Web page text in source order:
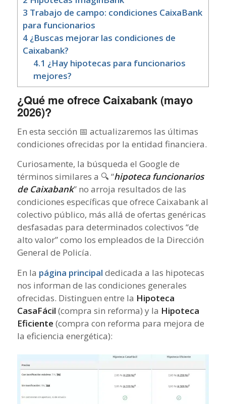
3 Trabajo de campo: condiciones CaixaBank
para funcionarios
4¿Buscas mejorar las condiciones de
Caixabank?
4.1 ¿Hay hipotecas para funcionarios
mejores?
¿Qué me ofrece Caixabank (mayo
2026)?
En esta sección 📅 actualizaremos las últimas
condiciones ofrecidas por la entidad financiera.
Curiosamente, la búsqueda el Google de
términos similares a 🔍 “hipoteca funcionarios
de Caixabank” no arroja resultados de las
condiciones específicas que ofrece Caixabank al
colectivo público, más allá de ofertas genéricas
desfasadas para determinados colectivos “de
alto valor” como los empleados de la Dirección
General de Policía.
En la página principal dedicada a las hipotecas
nos informan de las condiciones generales
ofrecidas. Distinguen entre la Hipoteca
CasaFácil (compra sin reforma) y la Hipoteca
Eficiente (compra con reforma para mejora de
la eficiencia energética):